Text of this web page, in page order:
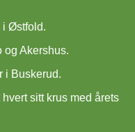
i Østfold.
og Akershus.
i Buskerud.
sitt krus med årets